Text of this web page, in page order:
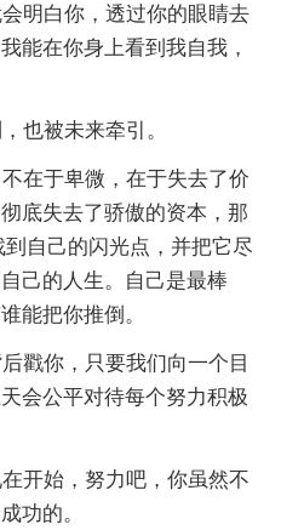
明白你，透过你的眼睛去
能在你身上看到我自我，
也被未来牵引。
在于卑微，在于失去了价
底失去了骄傲的资本，那
自己的闪光点，并把它尽
己的人生。自己是最棒
能把你推倒。
戳你，只要我们向一个目
会公平对待每个努力积极
开始，努力吧，你虽然不
功的。